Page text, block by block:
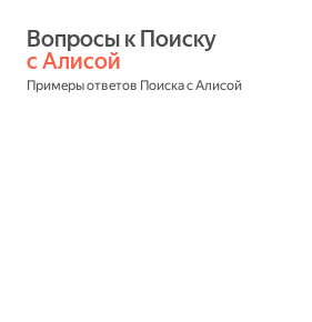
с Алисой
Примеры ответов Поиска с Алисой